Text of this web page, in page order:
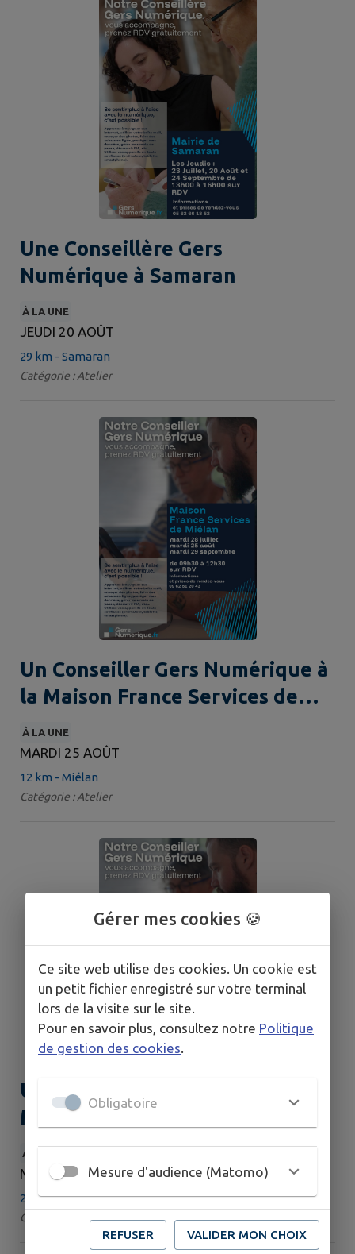
Une Conseillère Gers
Numérique à Samaran
À LA UNE
JEUDI 20 AOÛT
29 km - Samaran
Catégorie : Atelier
Un Conseiller Gers Numérique à
la Maison France Services de
Miélan
À LA UNE
MARDI 25 AOÛT
12 km - Miélan
Catégorie : Atelier
Un Conseiller Gers Numérique à
Montesquiou
À LA UNE
MARDI 25 AOÛT
21 km - Montesquiou
Catégorie : Atelier
Gérer mes cookies 🍪
Ce site web utilise des cookies. Un cookie est
un petit fichier enregistré sur votre terminal
lors de la visite sur le site.
Pour en savoir plus, consultez notre Politique
de gestion des cookies.
Obligatoire
Mesure d'audience (Matomo)
REFUSER VALIDER MON CHOIX